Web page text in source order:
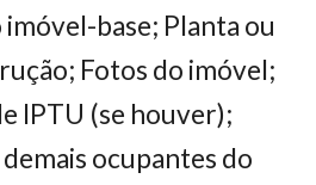
base; Planta ou
Fotos do imóvel;
IPTU (se houver);
ocupantes do